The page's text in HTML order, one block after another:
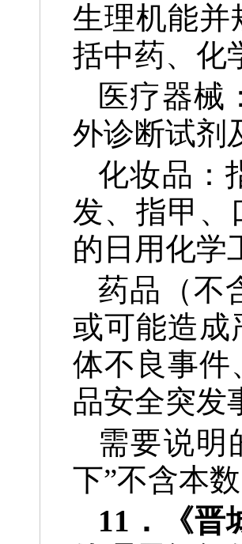
生理机能并
括中药、化
医疗器械
外诊断试剂
化妆品：
发、指甲、
的日用化学
药品（不
或可能造成
体不良事件
品安全突发
需要说明
下”不含本数
11．《晋